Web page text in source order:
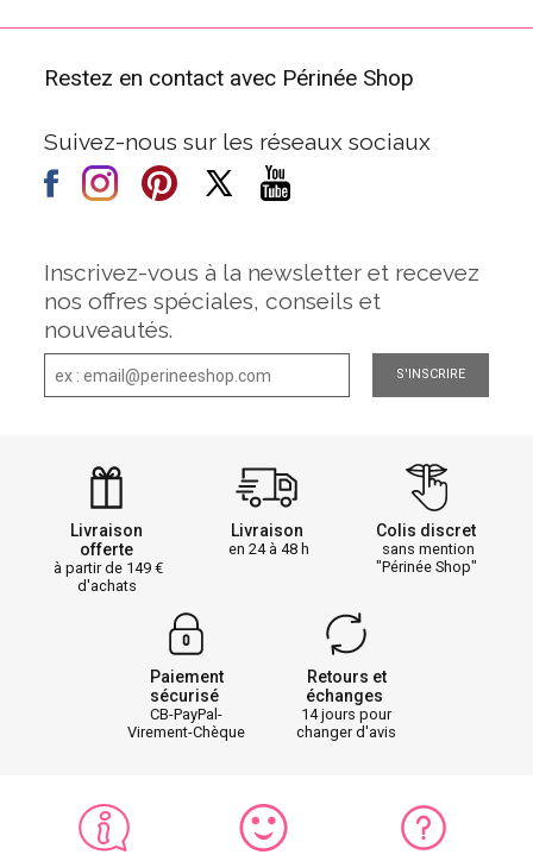
Restez en contact avec Périnée Shop
Suivez-nous sur les réseaux sociaux
Inscrivez-vous à la newsletter et recevez
nos offres spéciales, conseils et
nouveautés.
S'INSCRIRE
Livraison
offerte
à partir de 149
d'achats
Livraison
en 24 à 48 h
Colis discret
sans mention
"Périnée Shop"
Paiement
sécurisé
CB-PayPal-
Virement-Chèque
Retours et
échanges
14 jours pour
changer d'avis